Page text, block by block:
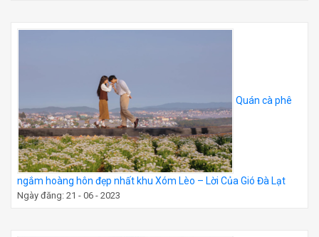
Quán cà phê
ngắm hoàng hôn đẹp nhất khu Xóm Lèo – Lời Của Gió Đà Lạt
Ngày đăng: 21 - 06 - 2023